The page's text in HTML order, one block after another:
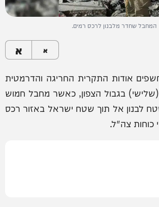
המחבל שחדר מלבנון לרכס רמים.
א א
אודות התקרית החריגה והדרמטית
בגבול הצפון, כאשר מחבל חמוש
לבנון אל תוך שטח ישראל באזור רכס
כוחות צה"ל.